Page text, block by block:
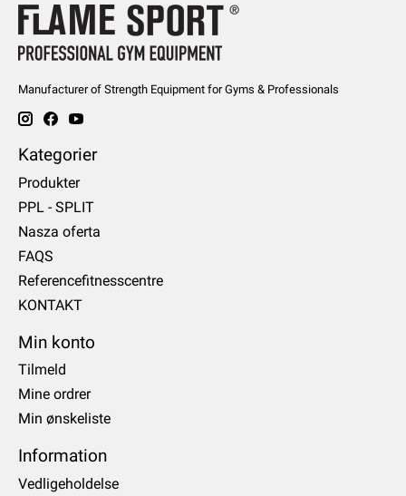
Manufacturer of Strength Equipment for Gyms & Professionals
Kategorier
Produkter
PPL - SPLIT
Nasza oferta
FAQS
Referencefitnesscentre
KONTAKT
Min konto
Tilmeld
Mine ordrer
Min ønskeliste
Information
Vedligeholdelse